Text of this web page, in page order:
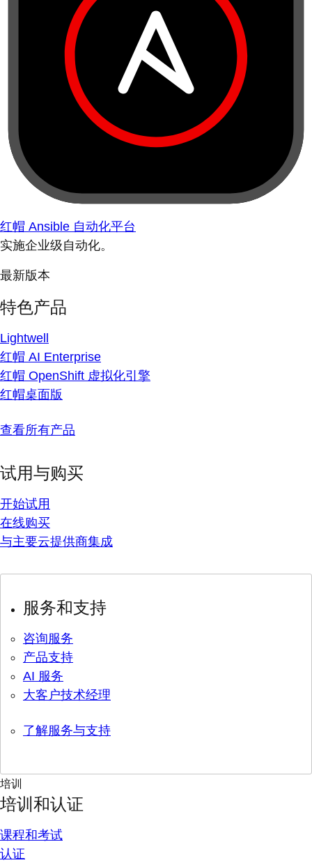
红帽 Ansible 自动化平台
实施企业级自动化。
最新版本
特色产品
Lightwell
红帽 AI Enterprise
红帽 OpenShift 虚拟化引擎
红帽桌面版
查看所有产品
试用与购买
开始试用
在线购买
与主要云提供商集成
服务和支持
咨询服务
产品支持
AI 服务
大客户技术经理
了解服务与支持
培训
培训和认证
课程和考试
认证